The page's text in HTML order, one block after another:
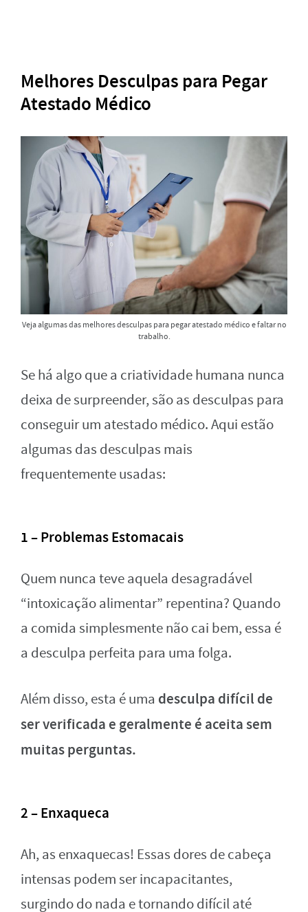
Melhores Desculpas para Pegar
Atestado Médico
Veja algumas das melhores desculpas para pegar atestado médico e faltar no
trabalho.
Se há algo que a criatividade humana nunca
deixa de surpreender, são as desculpas para
conseguir um atestado médico. Aqui estão
algumas das desculpas mais
frequentemente usadas:
1 – Problemas Estomacais
Quem nunca teve aquela desagradável
“intoxicação alimentar” repentina? Quando
a comida simplesmente não cai bem, essa é
a desculpa perfeita para uma folga.
Além disso, esta é uma desculpa difícil de
ser verificada e geralmente é aceita sem
muitas perguntas.
2 – Enxaqueca
Ah, as enxaquecas! Essas dores de cabeça
intensas podem ser incapacitantes,
surgindo do nada e tornando difícil até